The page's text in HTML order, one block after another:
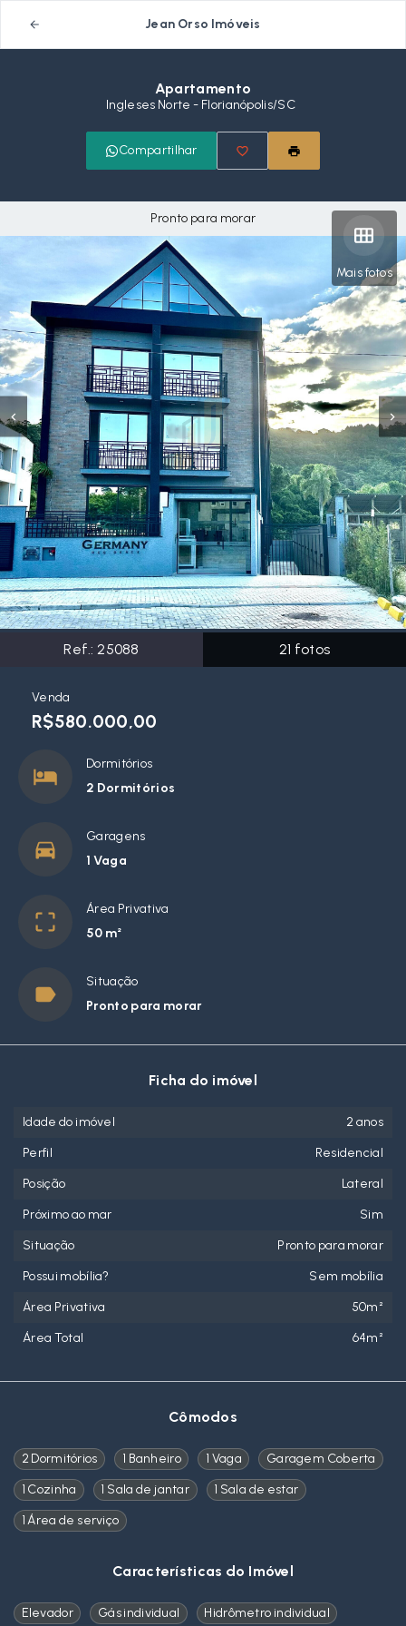
Jean Orso Imóveis
Apartamento
Ingleses Norte - Florianópolis/SC
Compartilhar
Mais fotos
Ref.:25088 21 fotos
Pronto para morar
Venda
R$580.000,00
Dormitórios
2 Dormitórios
Garagens
1 Vaga
Área Privativa
50 m²
Situação
Pronto para morar
Cômodos
2 Dormitórios 1 Banheiro 1 Vaga
Garagem Coberta
1 Cozinha
1 Sala de jantar
1 Sala de estar
1 Área de serviço
Características do Imóvel
Elevador Gás individual Hidrômetro individual
Ficha do imóvel
Idade do imóvel
2 anos
Perfil
Residencial
Posição
Lateral
Próximo ao mar
Sim
Situação
Pronto para morar
Possui mobília?
Sem mobília
Área Privativa
50m²
Área Total
64m²